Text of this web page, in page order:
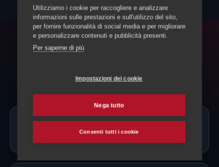
Ci sono allevatori di Oldenburg proprio
Utilizziamo i cookie per raccogliere e analizzare
informazioni sulle prestazioni e sull'utilizzo del sito,
per fornire funzionalità di social media e per migliorare
e personalizzare contenuti e pubblicità presenti.
Per saperne di più
Impostazioni dei cookie
Nega tutto
Consenti tutti i cookie